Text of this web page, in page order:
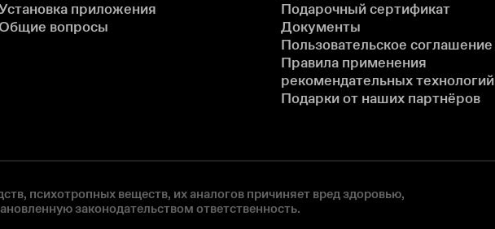
приложения
Общие вопросы
Подарочный сертификат
Документы
Пользовательское соглашение
Правила применения
рекомендательных технологий
Подарки от наших партнёров
психотропных веществ, их аналогов причиняет вред здоровью,
законодательством ответственность.